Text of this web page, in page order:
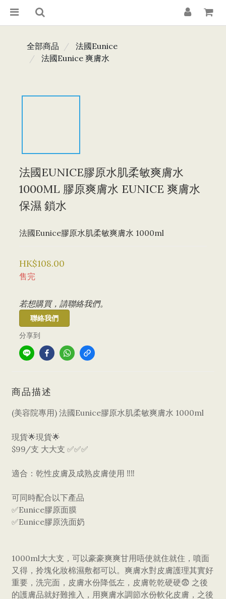
全部商品
法國Eunice
法國Eunice 爽膚水
法國EUNICE膠原水肌柔敏爽膚水
1000ML 膠原爽膚水 EUNICE 爽膚水
保濕 鎖水
法國Eunice膠原水肌柔敏爽膚水 1000ml
HK$108.00
售完
若想購買，請聯絡我們。
聯絡我們
分享到
商品描述
(美容院專用) 法國Eunice膠原水肌柔敏爽膚水 1000ml
現貨🌟現貨🌟
$99/支 大大支 ✅✅✅
適合：乾性皮膚及成熟皮膚使用 ‼️‼️
可同時配合以下產品
✅Eunice膠原面膜
✅Eunice膠原洗面奶
1000ml大大支，可以豪豪爽爽甘用唔使就住就住，噴面
又得，拎塊化妝棉濕敷都可以。爽膚水對皮膚護理其實好
重要，洗完面，皮膚水份降低左，皮膚乾乾硬硬😨 之後
的護膚品就好難推入，用爽膚水調節水份軟化皮膚，之後